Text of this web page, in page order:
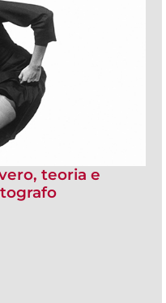
teoria e